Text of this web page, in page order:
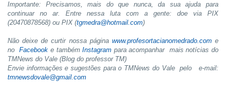
Importante: Precisamos, mais do que nunca, da sua ajuda para
continuar no ar. Entre nessa luta com a gente: doe via PIX
(20470878568) ou PIX (tgmedra@hotmail.com)
Não deixe de curtir nossa página www.profesortacianomedrado.come
noFacebook e tambémInstagram para acompanhar mais notícias do
TMNews do Vale (Blog do professor TM)
Envie informações e sugestões para o TMNews do Vale pelo e-mail:
tmnewsdovale@gmail.com